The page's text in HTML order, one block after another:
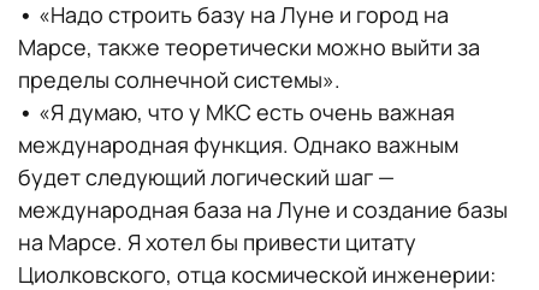
• «Надо строить базу на Луне и город на
Марсе, также теоретически можно выйти за
пределы солнечной системы».
• «Я думаю, что у МКС есть очень важная
международная функция. Однако важным
будет следующий логический шаг —
международная база на Луне и создание базы
на Марсе. Я хотел бы привести цитату
Циолковского, отца космической инженерии: